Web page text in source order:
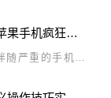
确性与适用场
提高网页阅读
Safari浏览器内核大崩溃导致苹果手机疯狂发烫如何自查
严重的手机发
的。通过系统
导致发烫的根